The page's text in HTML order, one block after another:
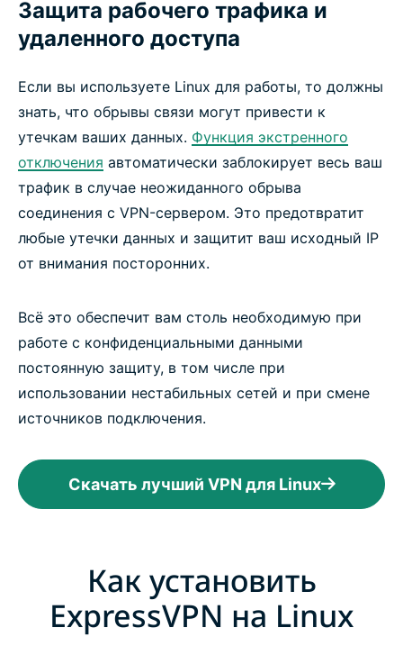
Защита рабочего трафика и
удаленного доступа
Если вы используете Linux для работы, то должны
знать, что обрывы связи могут привести к
утечкам ваших данных. Функция экстренного
отключения автоматически заблокирует весь ваш
трафик в случае неожиданного обрыва
соединения с VPN-сервером. Это предотвратит
любые утечки данных и защитит ваш исходный IP
от внимания посторонних.
Всё это обеспечит вам столь необходимую при
работе с конфиденциальными данными
постоянную защиту, в том числе при
использовании нестабильных сетей и при смене
источников подключения.
Скачать лучший VPN для Linux
Как установить
ExpressVPN на Linux